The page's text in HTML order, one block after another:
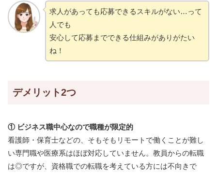
求人があっても応募できるスキルがない…って
人でも
安心して応募までできる仕組みがありがたい
ね！
デメリット2つ
① ビジネス職中心なので職種が限定的
看護師・保育士などの、そもそもリモートで働くことが難し
い専門職や医療系はほぼ対応していません。教員からの転職
は◎ですが、資格職での転職を考えている方には不向きで